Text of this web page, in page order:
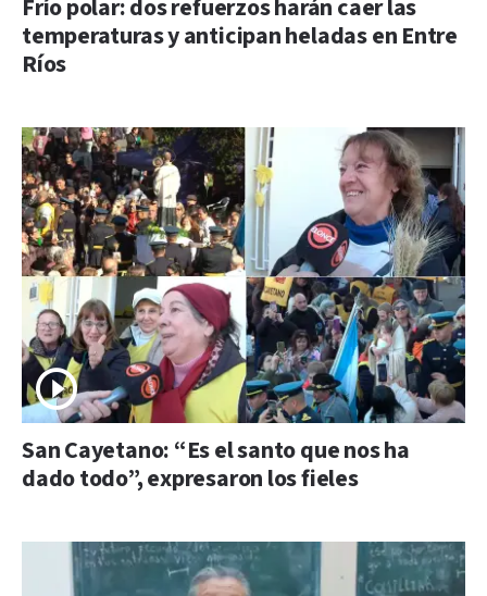
Frío polar: dos refuerzos harán caer las
temperaturas y anticipan heladas en Entre
Ríos
San Cayetano: “Es el santo que nos ha
dado todo”, expresaron los fieles